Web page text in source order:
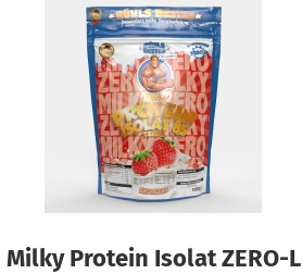
Milky Protein Isolat ZERO-L